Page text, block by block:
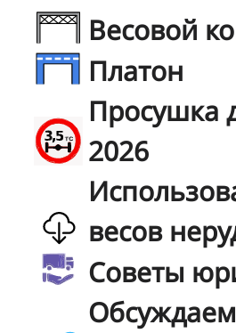
Весовой
Платон
Просушка
2026
весов
Советы